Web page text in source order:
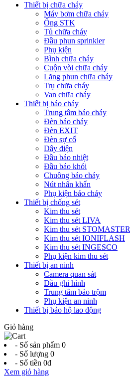
Thiết bị chữa cháy
Máy bơm chữa cháy
Ống STK
Tủ chữa cháy
Đầu phun sprinkler
Phụ kiện
Bình chữa cháy
Cuộn vòi chữa cháy
Lăng phun chữa cháy
Trụ chữa cháy
Van chữa cháy
Thiết bị báo cháy
Trung tâm báo cháy
Đèn báo cháy
Đèn EXIT
Đèn sự cố
Dây điện
Đầu báo nhiệt
Đầu báo khói
Chuông báo cháy
Nút nhấn khẩn
Phụ kiện báo cháy
Thiết bị chống sét
Kim thu sét
Kim thu sét LIVA
Kim thu sét STOMASTER
Kim thu sét IONIFLASH
Kim thu sét INGESCO
Phụ kiện kim thu sét
Thiết bị an ninh
Camera quan sát
Đầu ghi hình
Trung tâm báo trộm
Phụ kiện an ninh
Thiết bị bảo hộ lao động
Giỏ hàng
- Số sản phẩm 0
- Số lượng 0
- Số tiền 0đ
Xem giỏ hàng